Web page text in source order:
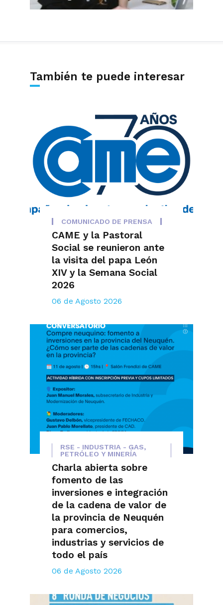
También te puede interesar
COMUNICADO DE PRENSA
CAME y la Pastoral
Social se reunieron ante
la visita del papa León
XIV y la Semana Social
2026
06 de Agosto 2026
RSE - INDUSTRIA - GAS,
PETRÓLEO Y MINERÍA
Charla abierta sobre
fomento de las
inversiones e integración
de la cadena de valor de
la provincia de Neuquén
para comercios,
industrias y servicios de
todo el país
06 de Agosto 2026